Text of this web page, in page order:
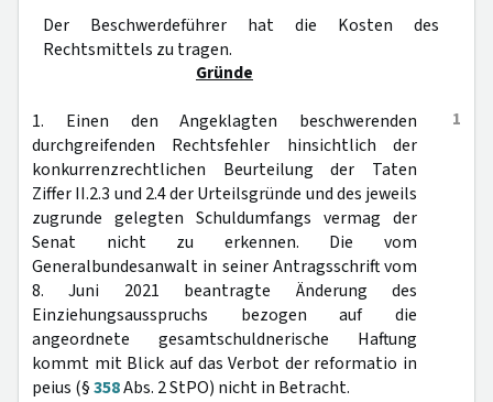
Der Beschwerdeführer hat die Kosten des
Rechtsmittels zu tragen.
Gründe
1
1. Einen den Angeklagten beschwerenden
durchgreifenden Rechtsfehler hinsichtlich der
konkurrenzrechtlichen Beurteilung der Taten
Ziffer II.2.3 und 2.4 der Urteilsgründe und des jeweils
zugrunde gelegten Schuldumfangs vermag der
Senat nicht zu erkennen. Die vom
Generalbundesanwalt in seiner Antragsschrift vom
8. Juni 2021 beantragte Änderung des
Einziehungsausspruchs bezogen auf die
angeordnete gesamtschuldnerische Haftung
kommt mit Blick auf das Verbot der reformatio in
peius (§358Abs. 2 StPO) nicht in Betracht.